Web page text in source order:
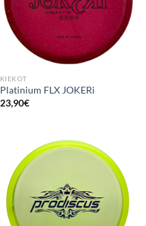
KIEKOT
Platinium FLX JOKERi
23,90€